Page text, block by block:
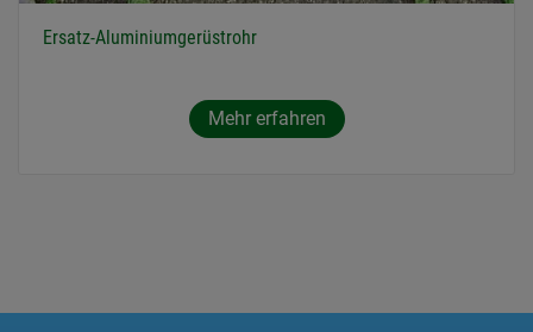
Ersatz-Aluminiumgerüstrohr
Mehr erfahren